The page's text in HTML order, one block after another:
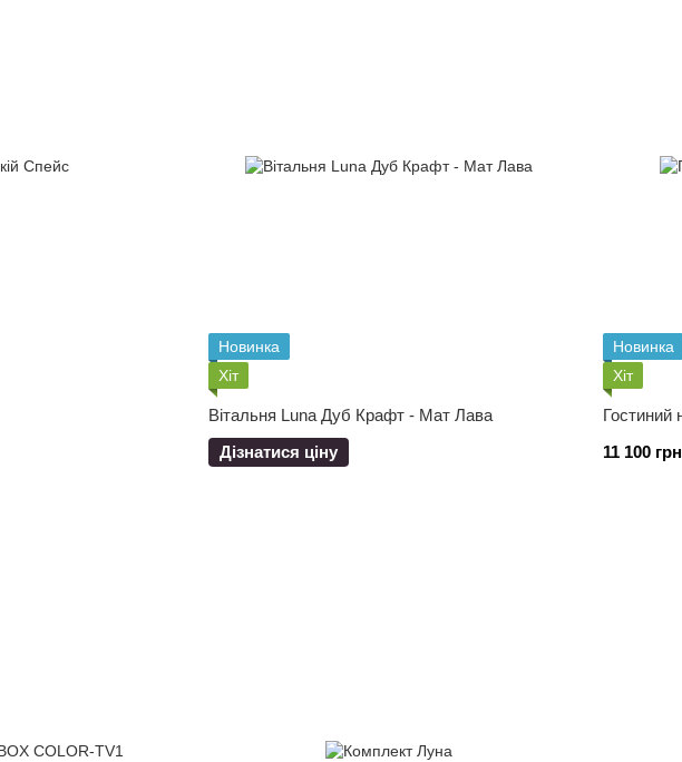
Новинка
Хіт
Вітальня Luna Дуб Крафт - Мат Лава
Дізнатися ціну
Новинка
Хіт
Гостиний
11 100 грн